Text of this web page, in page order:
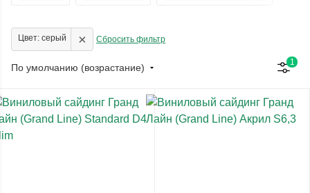
Цвет: серый × Сбросить фильтр
По умолчанию (возрастание) 1